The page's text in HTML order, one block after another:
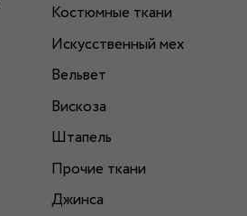
Костюмные ткани
Искусственный мех
Вельвет
Вискоза
Штапель
Прочие ткани
Джинса